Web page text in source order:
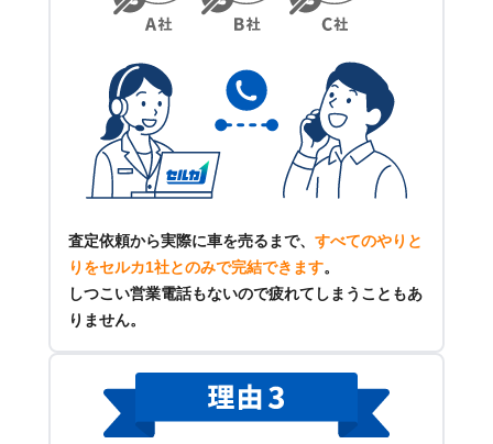
査定依頼から実際に車を売るまで、 すべてのやりと
りをセルカ1社とのみで完結できます。
しつこい営業電話もないので疲れてしまうこともあ
りません。